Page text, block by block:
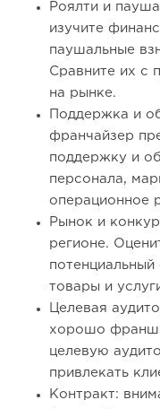
Роялти и
изучите
паушальные
Сравните их с
на рынке.
Поддержка и
франчайзер
поддержку и
персонала,
операционное
Рынок и
регионе.
товары и
Целевая
хорошо
целевую
привлекать
Контракт: